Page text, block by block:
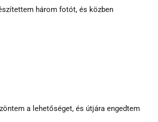
három fotót, és közben
a lehetőséget, és útjára engedtem